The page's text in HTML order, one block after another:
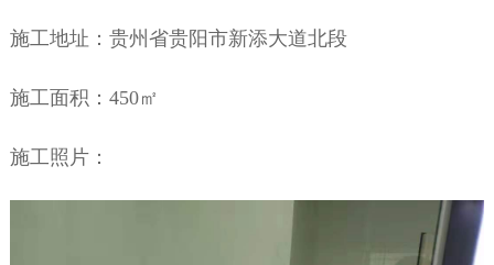
施工地址：贵州省贵阳市新添大道北段
施工面积：450㎡
施工照片：